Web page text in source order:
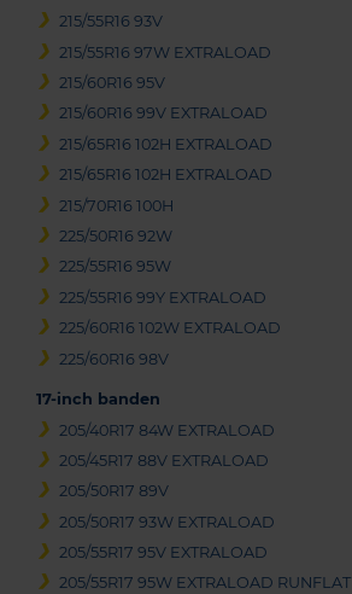
215/55R16 93V
215/55R16 97W EXTRALOAD
215/60R16 95V
215/60R16 99V EXTRALOAD
215/65R16 102H EXTRALOAD
215/65R16 102H EXTRALOAD
215/70R16 100H
225/50R16 92W
225/55R16 95W
225/55R16 99Y EXTRALOAD
225/60R16 102W EXTRALOAD
225/60R16 98V
17-inch banden
205/40R17 84W EXTRALOAD
205/45R17 88V EXTRALOAD
205/50R17 89V
205/50R17 93W EXTRALOAD
205/55R17 95V EXTRALOAD
205/55R17 95W EXTRALOAD RUNFLAT